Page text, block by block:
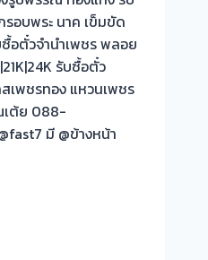
รอบพระ นาค เข็มขัด
อตั๋วจำนำเพชร พลอย
รับซื้อตั๋ว
เพชรทอง แหวนเพชร
เต้ย 088-
มี @ข้างหน้า